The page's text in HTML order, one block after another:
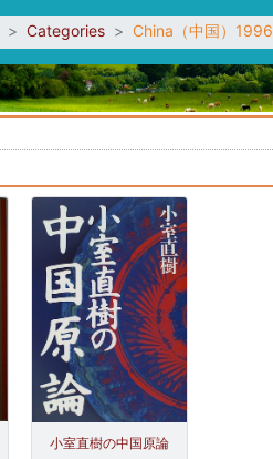
Categories China（中国）1996
小室直樹の中国原論